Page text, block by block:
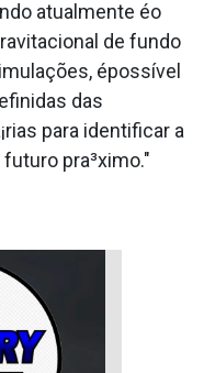
atualmente éo
de fundo
épossí­vel
das
para identificar a
pra³ximo."